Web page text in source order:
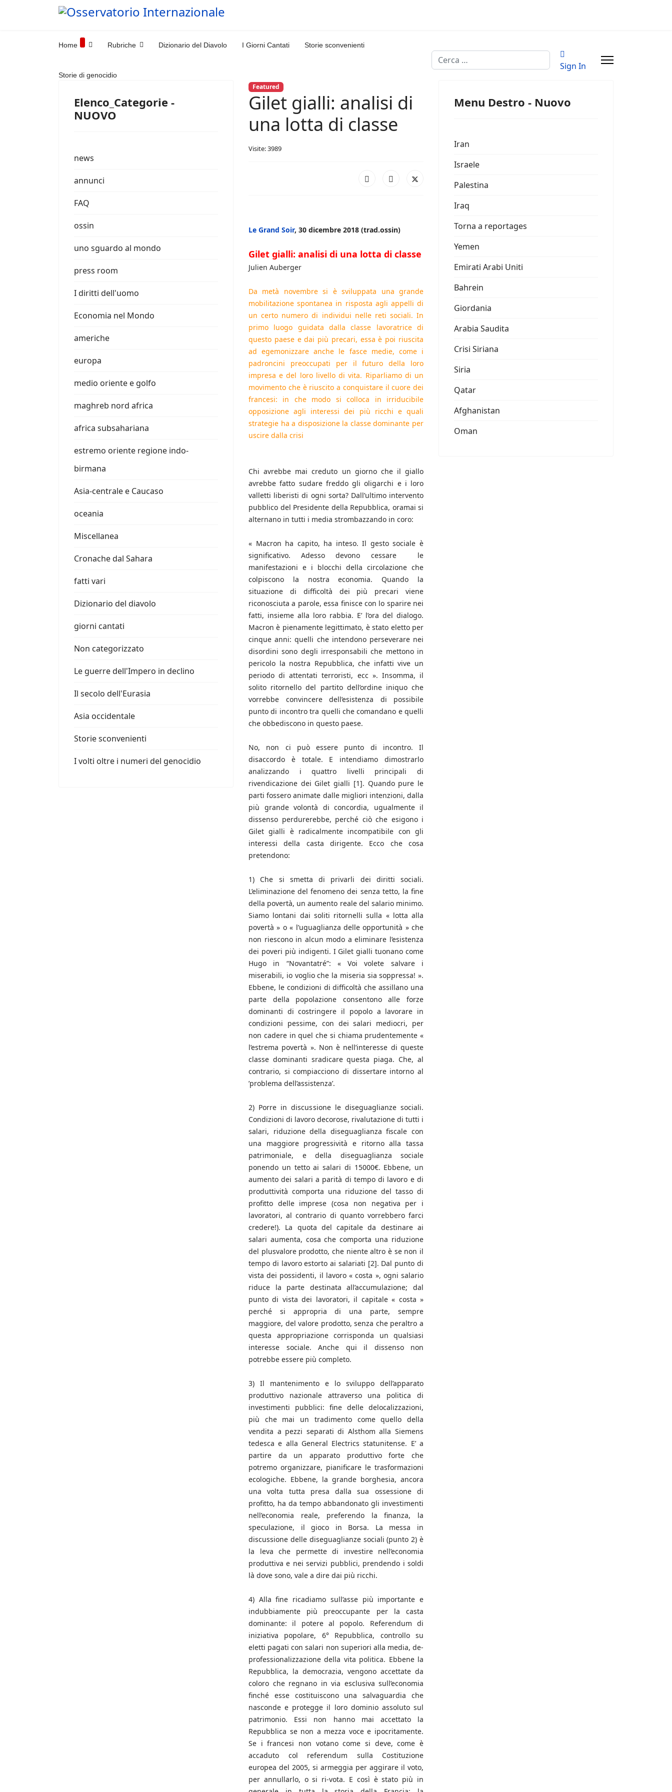
Home Rubriche Dizionario del Diavolo I Giorni Cantati Storie sconvenienti
Storie di genocidio
Cerca
Sign In
Elenco_Categorie -
NUOVO
news
annunci
FAQ
ossin
uno sguardo al mondo
press room
I diritti dell'uomo
Economia nel Mondo
americhe
europa
medio oriente e golfo
maghreb nord africa
africa subsahariana
estremo oriente regione indo-
birmana
Asia-centrale e Caucaso
oceania
Miscellanea
Cronache dal Sahara
fatti vari
Dizionario del diavolo
giorni cantati
Non categorizzato
Le guerre dell'Impero in declino
Il secolo dell'Eurasia
Asia occidentale
Storie sconvenienti
I volti oltre i numeri del genocidio
Featured
Gilet gialli: analisi di
una lotta di classe
Visite: 3989
Le Grand Soir, 30 dicembre 2018 (trad.ossin)
Gilet gialli: analisi di una lotta di classe
Julien Auberger
Da metà novembre si è sviluppata una grande
mobilitazione spontanea in risposta agli appelli di
un certo numero di individui nelle reti sociali. In
primo luogo guidata dalla classe lavoratrice di
questo paese e dai più precari, essa è poi riuscita
ad egemonizzare anche le fasce medie, come i
padroncini preoccupati per il futuro della loro
impresa e del loro livello di vita. Riparliamo di un
movimento che è riuscito a conquistare il cuore dei
francesi: in che modo si colloca in irriducibile
opposizione agli interessi dei più ricchi e quali
strategie ha a disposizione la classe dominante per
uscire dalla crisi
Chi avrebbe mai creduto un giorno che il giallo
avrebbe fatto sudare freddo gli oligarchi e i loro
valletti liberisti di ogni sorta? Dall’ultimo intervento
pubblico del Presidente della Repubblica, oramai si
alternano in tutti i media strombazzando in coro:
« Macron ha capito, ha inteso. Il gesto sociale è
significativo. Adesso devono cessare le
manifestazioni e i blocchi della circolazione che
colpiscono la nostra economia. Quando la
situazione di difficoltà dei più precari viene
riconosciuta a parole, essa finisce con lo sparire nei
fatti, insieme alla loro rabbia. E’ l’ora del dialogo.
Macron è pienamente legittimato, è stato eletto per
cinque anni: quelli che intendono perseverare nei
disordini sono degli irresponsabili che mettono in
pericolo la nostra Repubblica, che infatti vive un
periodo di attentati terroristi, ecc ». Insomma, il
solito ritornello del partito dell’ordine iniquo che
vorrebbe convincere dell’esistenza di possibile
punto di incontro tra quelli che comandano e quelli
che obbediscono in questo paese.
No, non ci può essere punto di incontro. Il
disaccordo è totale. E intendiamo dimostrarlo
analizzando i quattro livelli principali di
rivendicazione dei Gilet gialli [1]. Quando pure le
parti fossero animate dalle migliori intenzioni, dalla
più grande volontà di concordia, ugualmente il
dissenso perdurerebbe, perché ciò che esigono i
Gilet gialli è radicalmente incompatibile con gli
interessi della casta dirigente. Ecco che cosa
pretendono:
1) Che si smetta di privarli dei diritti sociali.
L’eliminazione del fenomeno dei senza tetto, la fine
della povertà, un aumento reale del salario minimo.
Siamo lontani dai soliti ritornelli sulla « lotta alla
povertà » o « l’uguaglianza delle opportunità » che
non riescono in alcun modo a eliminare l’esistenza
dei poveri più indigenti. I Gilet gialli tuonano come
Hugo in “Novantatré”: « Voi volete salvare i
miserabili, io voglio che la miseria sia soppressa! ».
Ebbene, le condizioni di difficoltà che assillano una
parte della popolazione consentono alle forze
dominanti di costringere il popolo a lavorare in
condizioni pessime, con dei salari mediocri, per
non cadere in quel che si chiama prudentemente «
l’estrema povertà ». Non è nell’interesse di queste
classe dominanti sradicare questa piaga. Che, al
contrario, si compiacciono di dissertare intorno al
’problema dell’assistenza’.
2) Porre in discussione le diseguaglianze sociali.
Condizioni di lavoro decorose, rivalutazione di tutti i
salari, riduzione della diseguaglianza fiscale con
una maggiore progressività e ritorno alla tassa
patrimoniale, e della diseguaglianza sociale
ponendo un tetto ai salari di 15000€. Ebbene, un
aumento dei salari a parità di tempo di lavoro e di
produttività comporta una riduzione del tasso di
profitto delle imprese (cosa non negativa per i
lavoratori, al contrario di quanto vorrebbero farci
credere!). La quota del capitale da destinare ai
salari aumenta, cosa che comporta una riduzione
del plusvalore prodotto, che niente altro è se non il
tempo di lavoro estorto ai salariati [2]. Dal punto di
vista dei possidenti, il lavoro « costa », ogni salario
riduce la parte destinata all’accumulazione; dal
punto di vista dei lavoratori, il capitale « costa »
perché si appropria di una parte, sempre
maggiore, del valore prodotto, senza che peraltro a
questa appropriazione corrisponda un qualsiasi
interesse sociale. Anche qui il dissenso non
potrebbe essere più completo.
3) Il mantenimento e lo sviluppo dell’apparato
produttivo nazionale attraverso una politica di
investimenti pubblici: fine delle delocalizzazioni,
più che mai un tradimento come quello della
vendita a pezzi separati di Alsthom alla Siemens
tedesca e alla General Electrics statunitense. E’ a
partire da un apparato produttivo forte che
potremo organizzare, pianificare le trasformazioni
ecologiche. Ebbene, la grande borghesia, ancora
una volta tutta presa dalla sua ossessione di
profitto, ha da tempo abbandonato gli investimenti
nell’economia reale, preferendo la finanza, la
speculazione, il gioco in Borsa. La messa in
discussione delle diseguaglianze sociali (punto 2) è
la leva che permette di investire nell’economia
produttiva e nei servizi pubblici, prendendo i soldi
là dove sono, vale a dire dai più ricchi.
4) Alla fine ricadiamo sull’asse più importante e
indubbiamente più preoccupante per la casta
dominante: il potere al popolo. Referendum di
iniziativa popolare, 6° Repubblica, controllo su
eletti pagati con salari non superiori alla media, de-
professionalizzazione della vita politica. Ebbene la
Repubblica, la democrazia, vengono accettate da
coloro che regnano in via esclusiva sull’economia
finché esse costituiscono una salvaguardia che
nasconde e protegge il loro dominio assoluto sul
patrimonio. Essi non hanno mai accettato la
Repubblica se non a mezza voce e ipocritamente.
Se i francesi non votano come si deve, come è
accaduto col referendum sulla Costituzione
europea del 2005, si armeggia per aggirare il voto,
per annullarlo, o si ri-vota. E così è stato più in
Menu Destro - Nuovo
Iran
Israele
Palestina
Iraq
Torna a reportages
Yemen
Emirati Arabi Uniti
Bahrein
Giordania
Arabia Saudita
Crisi Siriana
Siria
Qatar
Afghanistan
Oman